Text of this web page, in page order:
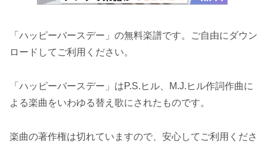
「ハッピーバースデー」の無料楽譜です。ご自由にダウン
ロードしてご利用ください。
「ハッピーバースデー」はP.S.ヒル、M.J.ヒル作詞作曲に
よる楽曲をいわゆる替え歌にされたものです。
楽曲の著作権は切れていますので、安心してご利用くださ